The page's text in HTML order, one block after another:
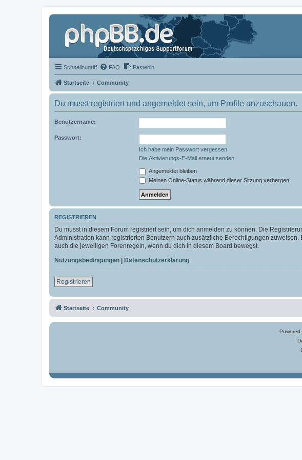
Schnellzugriff FAQ Pastebin
Startseite Community
Du musst registriert und angemeldet sein, um Profile anzuschauen.
Benutzername:
Passwort:
Ich habe mein Passwort vergessen
Die Aktivierungs-E-Mail erneut senden
Angemeldet bleiben
Meinen Online-Status während dieser Sitzung verbergen
REGISTRIEREN
Du musst in diesem Forum registriert sein, um dich anmelden zu können. Die
Administration kann registrierten Benutzern auch zusätzliche Berechtigungen
auch die jeweiligen Forenregeln, wenn du dich in diesem Board bewegst.
Nutzungsbedingungen | Datenschutzerklärung
Registrieren
Startseite Community
Powered